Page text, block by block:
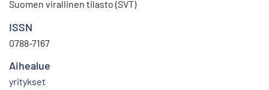
Suomen virallinen tilasto (SVT)
ISSN
0788-7167
Aihealue
yritykset